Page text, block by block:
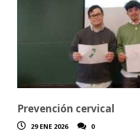
Prevención cervical
29 ENE 2026 0